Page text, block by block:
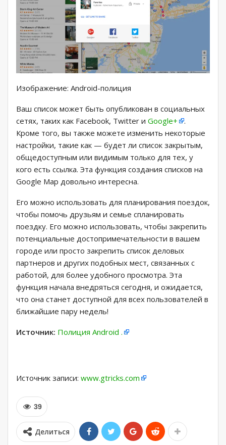
Изображение: Android-полиция
Ваш список может быть опубликован в социальных
сетях, таких как Facebook, Twitter и Google+
.
Кроме того, вы также можете изменить некоторые
настройки, такие как — будет ли список закрытым,
общедоступным или видимым только для тех, у
кого есть ссылка. Эта функция создания списков на
Google Map довольно интересна.
Его можно использовать для планирования поездок,
чтобы помочь друзьям и семье спланировать
поездку. Его можно использовать, чтобы закрепить
потенциальные достопримечательности в вашем
городе или просто закрепить список деловых
партнеров и других подобных мест, связанных с
работой, для более удобного просмотра. Эта
функция начала внедряться сегодня, и ожидается,
что она станет доступной для всех пользователей в
ближайшие пару недель!
Источник: Полиция Android .
Источник записи: www.gtricks.com
39
Делиться